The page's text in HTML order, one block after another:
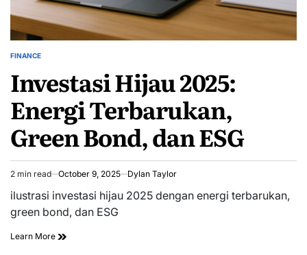
POSTED
FINANCE
Investasi Hijau 2025:
Energi Terbarukan,
Green Bond, dan ESG
Estimated
read
time
2 min read October 9, 2025 Dylan Taylor
ilustrasi investasi hijau 2025 dengan energi terbarukan,
green bond, dan ESG
Learn More